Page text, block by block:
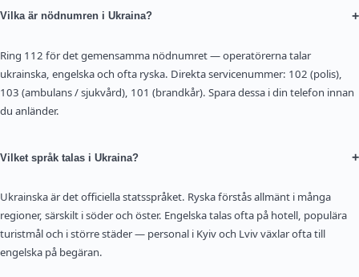
Vilka är nödnumren i Ukraina? +
Ring 112 för det gemensamma nödnumret — operatörerna talar
ukrainska, engelska och ofta ryska. Direkta servicenummer: 102 (polis),
103 (ambulans / sjukvård), 101 (brandkår). Spara dessa i din telefon innan
du anländer.
Vilket språk talas i Ukraina? +
Ukrainska är det officiella statsspråket. Ryska förstås allmänt i många
regioner, särskilt i söder och öster. Engelska talas ofta på hotell, populära
turistmål och i större städer — personal i Kyiv och Lviv växlar ofta till
engelska på begäran.